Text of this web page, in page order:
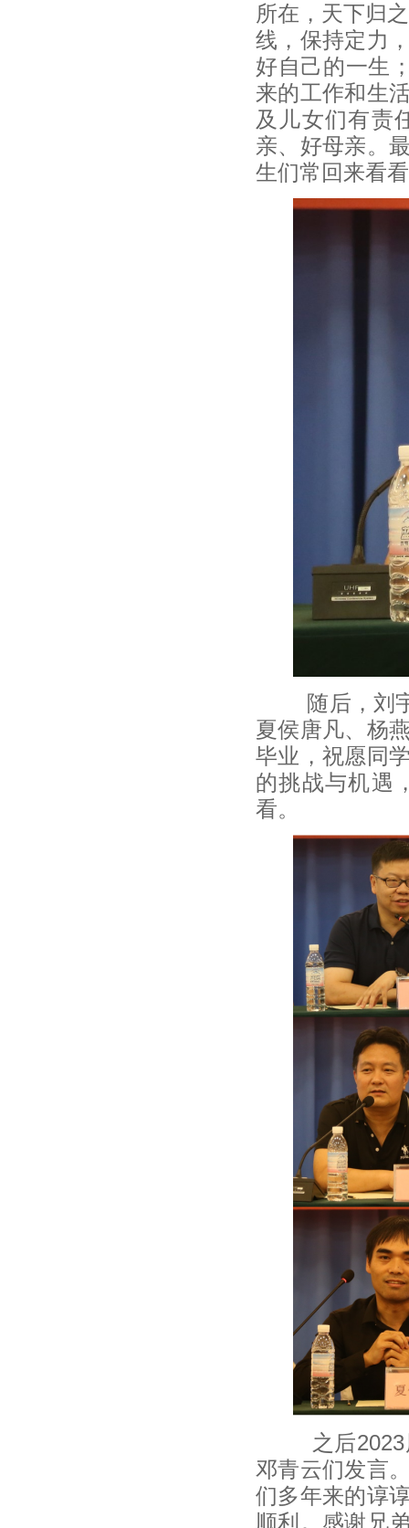
所在，天下归
线，保持定力
好自己的一生
来的工作和生
及儿女们有责
亲、好母亲。
生们常回来看
随后，刘宇
夏侯唐凡、杨
毕业，祝愿同
的挑战与机遇
看。
之后2023届
邓青云们发言
们多年来的谆
顺利。感谢兄